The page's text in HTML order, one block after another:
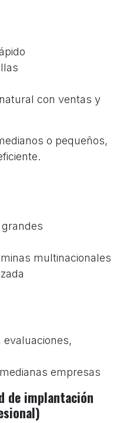
con ventas y
o pequeños,
multinacionales
evaluaciones,
empresas
de implantación